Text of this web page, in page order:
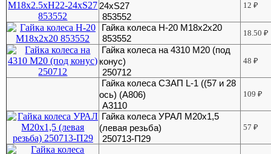
24хS27
853552
12₽
Гайка колеса Н-20 М18х2х20
853552
18.50₽
Гайка колеса на 4310 М20 (под
конус)
250712
48₽
Гайка колеса СЗАП L-1 ((57 и 28
ось) (А806)
А3110
109₽
Гайка колеса УРАЛ М20х1,5
(левая резьба)
250713-П29
57₽